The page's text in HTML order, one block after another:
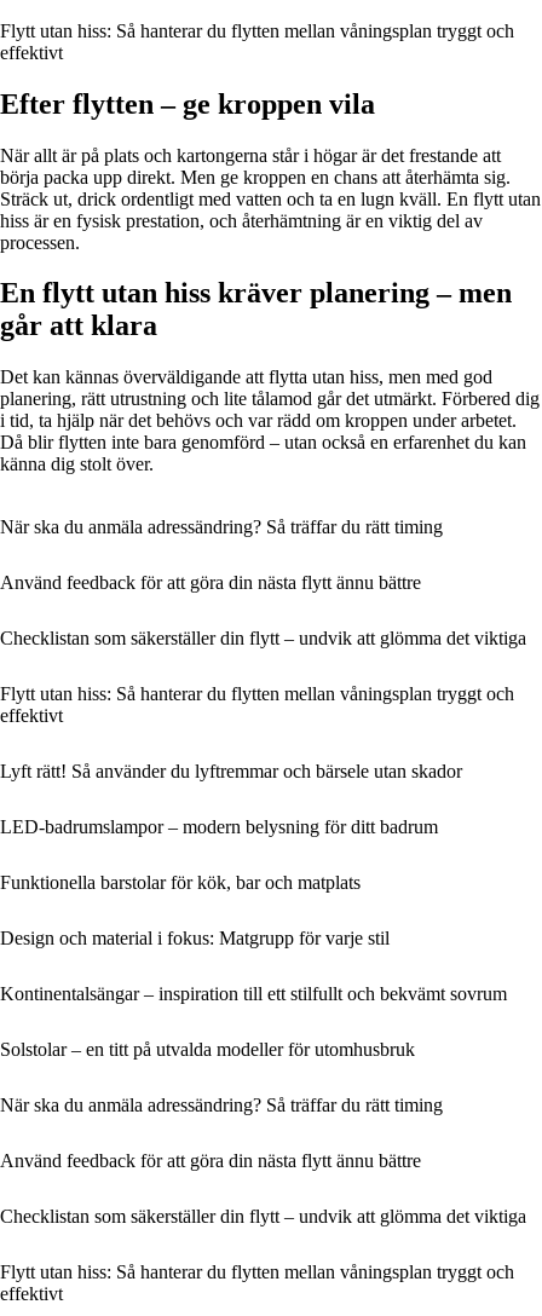
Flytt utan hiss: Så hanterar du flytten mellan våningsplan tryggt och
effektivt
Efter flytten – ge kroppen vila
När allt är på plats och kartongerna står i högar är det frestande att
börja packa upp direkt. Men ge kroppen en chans att återhämta sig.
Sträck ut, drick ordentligt med vatten och ta en lugn kväll. En flytt utan
hiss är en fysisk prestation, och återhämtning är en viktig del av
processen.
En flytt utan hiss kräver planering – men
går att klara
Det kan kännas överväldigande att flytta utan hiss, men med god
planering, rätt utrustning och lite tålamod går det utmärkt. Förbered dig
i tid, ta hjälp när det behövs och var rädd om kroppen under arbetet.
Då blir flytten inte bara genomförd – utan också en erfarenhet du kan
känna dig stolt över.
När ska du anmäla adressändring? Så träffar du rätt timing
Använd feedback för att göra din nästa flytt ännu bättre
Checklistan som säkerställer din flytt – undvik att glömma det viktiga
Flytt utan hiss: Så hanterar du flytten mellan våningsplan tryggt och
effektivt
Lyft rätt! Så använder du lyftremmar och bärsele utan skador
LED-badrumslampor – modern belysning för ditt badrum
Funktionella barstolar för kök, bar och matplats
Design och material i fokus: Matgrupp för varje stil
Kontinentalsängar – inspiration till ett stilfullt och bekvämt sovrum
Solstolar – en titt på utvalda modeller för utomhusbruk
När ska du anmäla adressändring? Så träffar du rätt timing
Använd feedback för att göra din nästa flytt ännu bättre
Checklistan som säkerställer din flytt – undvik att glömma det viktiga
Flytt utan hiss: Så hanterar du flytten mellan våningsplan tryggt och
effektivt